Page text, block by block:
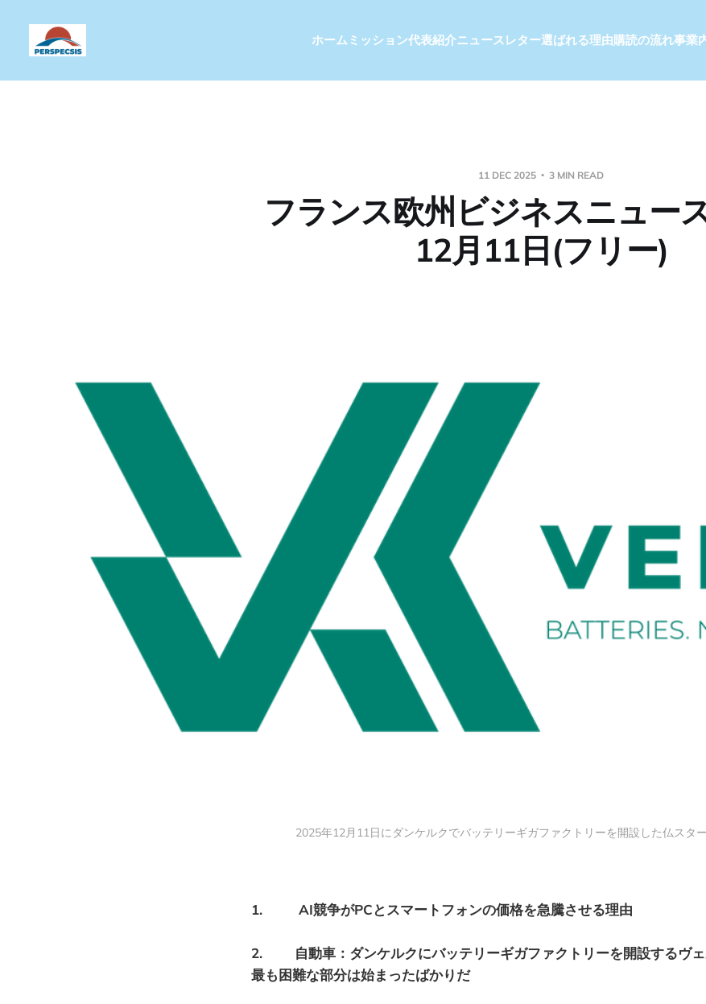
ホームミッション代表紹介ニュースレター選ばれる理由購読の流れ事業
11 DEC 2025 3 MIN READ
フランス欧州ビジネスニュー
12月11日(フリー)
2025年12月11日にダンケルクでバッテリーギガファクトリーを開設した仏スタ
1. AI競争がPCとスマートフォンの価格を急騰させる理由
2. 自動車：ダンケルクにバッテリーギガファクトリーを開設するヴェ
最も困難な部分は始まったばかりだ